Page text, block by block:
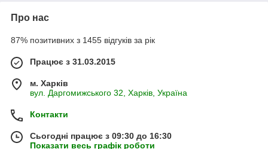
Про нас
87% позитивних з 1455 відгуків за рік
Працює з 31.03.2015
м. Харків
вул. Даргомижського 32, Харків, Україна
Контакти
Сьогодні працює з 09:30 до 16:30
Показати весь графік роботи